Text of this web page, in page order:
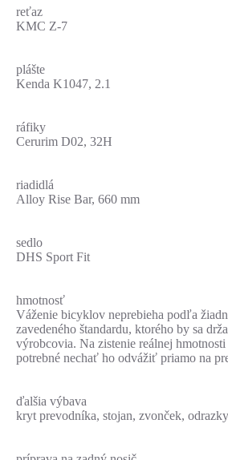
reťaz
KMC Z-7
plášte
Kenda K1047, 2.1
ráfiky
Cerurim D02, 32H
riadidlá
Alloy Rise Bar, 660 mm
sedlo
DHS Sport Fit
hmotnosť
Váženie bicyklov neprebieha podľa
zavedeného štandardu, ktorého by sa
výrobcovia. Na zistenie reálnej
potrebné nechať ho odvážiť priamo na
ďalšia výbava
kryt prevodníka, stojan, zvonček, odrazky